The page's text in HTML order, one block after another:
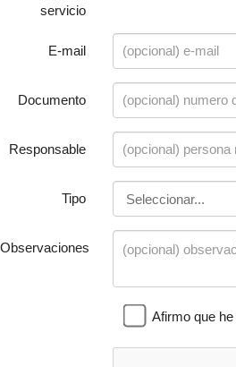
servicio
E-mail
Documento
Responsable
Tipo
Observaciones
Afirmo que